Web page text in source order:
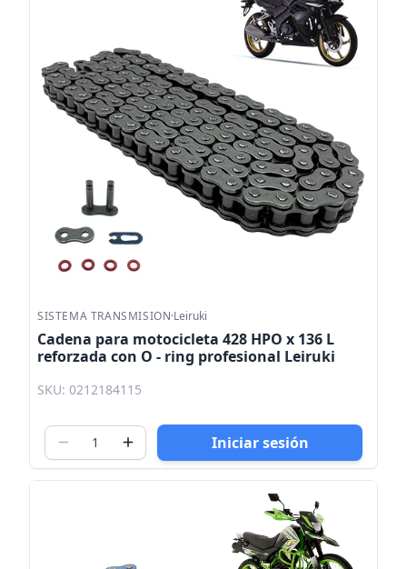
SISTEMA TRANSMISION·Leiruki
Cadena para motocicleta 428 HPO x 136 L
reforzada con O - ring profesional Leiruki
SKU: 0212184115
Iniciar sesión